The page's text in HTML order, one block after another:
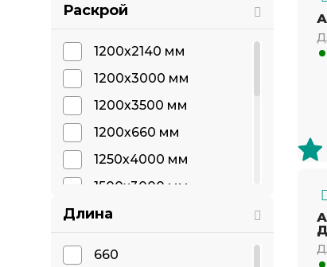
20
55
Раскрой
1200х2140 мм
1200х3000 мм
1200х3500 мм
1200х660 мм
1250х4000 мм
1500х3000 мм
1500х4000 мм
Длина
660